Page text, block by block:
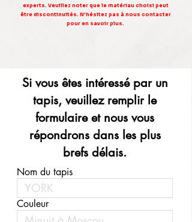
experts. Veuillez noter que le matériau choisi peut
être discontinuités. N'hésitez pas à nous contacter
pour en savoir plus.
Si vous êtes intéressé par un
tapis, veuillez remplir le
formulaire et nous vous
répondrons dans les plus
brefs délais.
Nom du tapis
Couleur